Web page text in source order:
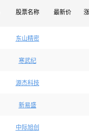
股票名称 最新价
东山精密
寒武纪
源杰科技
新易盛
中际旭创